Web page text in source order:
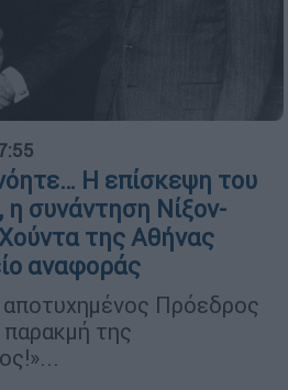
Η επίσκεψη του
η συνάντηση Νίξον-
της Αθήνας
αναφοράς
αποτυχημένος Πρόεδρος
της